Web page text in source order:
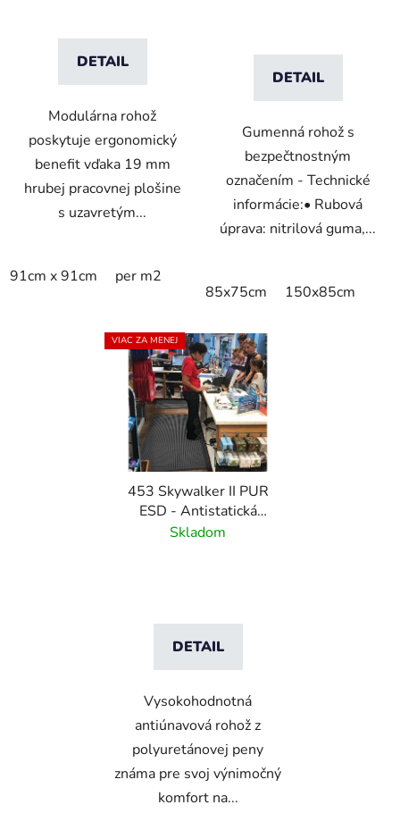
DETAIL
Modulárna rohož
poskytuje ergonomický
benefit vďaka 19 mm
hrubej pracovnej plošine
s uzavretým...
91cm x 91cm per m2
DETAIL
Gumenná rohož s
bezpečtnostným
označením - Technické
informácie:• Rubová
úprava: nitrilová guma,...
85x75cm 150x85cm
VIAC ZA MENEJ
453 Skywalker II PUR
ESD - Antistatická
polyuretánová rohož s
Skladom
DETAIL
Vysokohodnotná
antiúnavová rohož z
polyuretánovej peny
známa pre svoj výnimočný
komfort na...